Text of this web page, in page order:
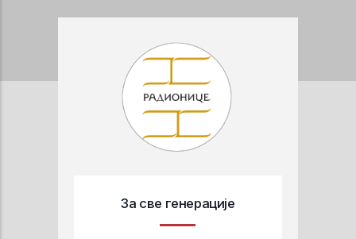
За све генерације